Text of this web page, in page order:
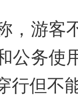
，游客
公务使
行但不